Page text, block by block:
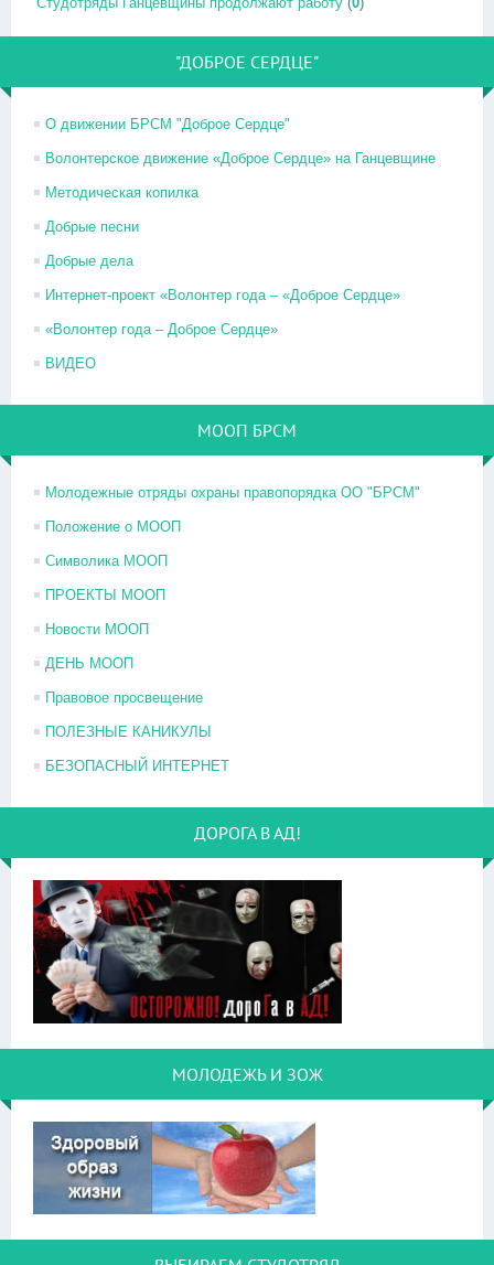
"ДОБРОЕ СЕРДЦЕ"
О движении БРСМ "Доброе Сердце"
Волонтерское движение «Доброе Сердце» на Ганцевщине
Методическая копилка
Добрые песни
Добрые дела
Интернет-проект «Волонтер года – «Доброе Сердце»
«Волонтер года – Доброе Сердце»
ВИДЕО
МООП БРСМ
Молодежные отряды охраны правопорядка ОО "БРСМ"
Положение о МООП
Символика МООП
ПРОЕКТЫ МООП
Новости МООП
ДЕНЬ МООП
Правовое просвещение
ПОЛЕЗНЫЕ КАНИКУЛЫ
БЕЗОПАСНЫЙ ИНТЕРНЕТ
ДОРОГА В АД!
МОЛОДЕЖЬ И ЗОЖ